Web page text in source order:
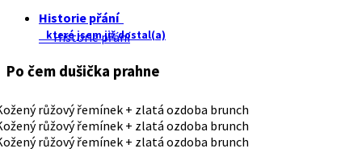
Historie přání
které jsem již dostal(a)
Historie přání
Po čem dušička prahne